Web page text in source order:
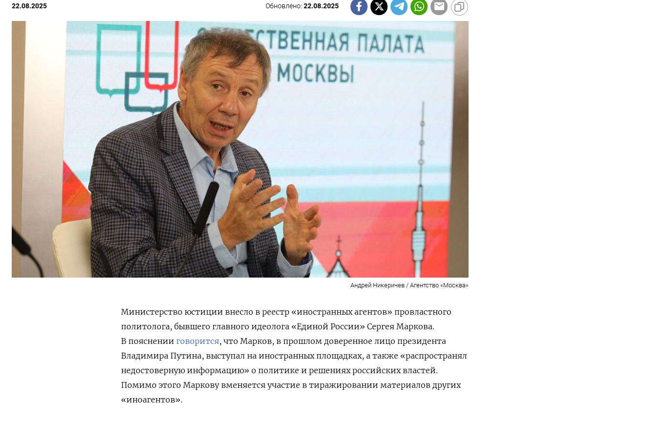
22.08.2025 Обновлено:22.08.2025
Андрей Никеричев / Агентство «Москва»
Министерство юстиции внесло в реестр «иностранных агентов» провластного
политолога, бывшего главного идеолога «Единой России» Сергея Маркова.
В пояснении говорится, что Марков, в прошлом доверенное лицо президента
Владимира Путина, выступал на иностранных площадках, а также «распространял
недостоверную информацию» о политике и решениях российских властей.
Помимо этого Маркову вменяется участие в тиражировании материалов других
«иноагентов».